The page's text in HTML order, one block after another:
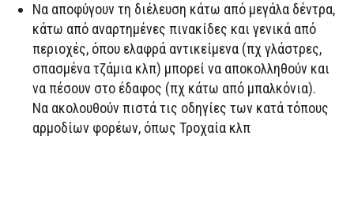
Να αποφύγουν τη διέλευση κάτω από μεγάλα δέντρα,
κάτω από αναρτημένες πινακίδες και γενικά από
περιοχές, όπου ελαφρά αντικείμενα (πχ γλάστρες,
σπασμένα τζάμια κλπ) μπορεί να αποκολληθούν και
να πέσουν στο έδαφος (πχ κάτω από μπαλκόνια).
Να ακολουθούν πιστά τις οδηγίες των κατά τόπους
αρμοδίων φορέων, όπως Τροχαία κλπ